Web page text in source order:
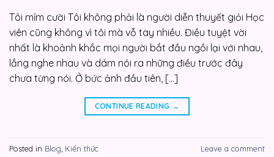
Tôi mỉm cười Tôi không phải là người diễn thuyết giỏi Học
viên cũng không vì tôi mà vỗ tay nhiều. Điều tuyệt vời
nhất là khoảnh khắc mọi người bắt đầu ngồi lại với nhau,
lắng nghe nhau và dám nói ra những điều trước đây
chưa từng nói. Ở bức ảnh đầu tiên, […]
CONTINUE READING →
Posted in Blog Kiến thức Leave a comment